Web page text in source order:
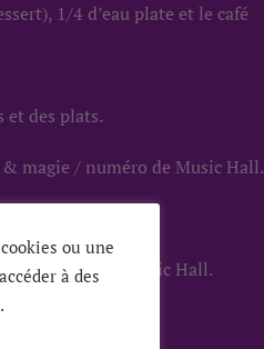
1/4 d’eau plate et le café
et des plats.
magie / numéro de Music Hall.
/ numéro de Music Hall.
ou une
à des